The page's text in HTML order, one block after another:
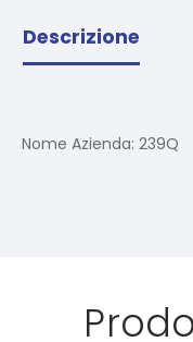
Descrizione
Nome Azienda: 239Q